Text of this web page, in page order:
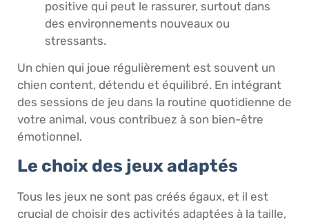
positive qui peut le rassurer, surtout dans
des environnements nouveaux ou
stressants.
Un chien qui joue régulièrement est souvent un
chien content, détendu et équilibré. En intégrant
des sessions de jeu dans la routine quotidienne de
votre animal, vous contribuez à son bien-être
émotionnel.
Le choix des jeux adaptés
Tous les jeux ne sont pas créés égaux, et il est
crucial de choisir des activités adaptées à la taille,